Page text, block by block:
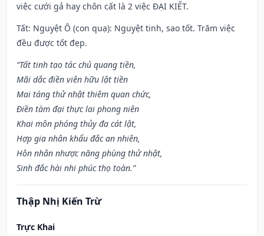
việc cưới gả hay chôn cất là 2 việc ĐẠI KIẾT.
Tất: Nguyệt Ô (con quạ): Nguyệt tinh, sao tốt. Trăm việc
đều được tốt đẹp.
“Tất tinh tạo tác chủ quang tiền,
Mãi dắc điền viên hữu lật tiền
Mai táng thử nhật thiêm quan chức,
Điền tàm đại thực lai phong niên
Khai môn phóng thủy đa cát lật,
Hợp gia nhân khẩu đắc an nhiên,
Hôn nhân nhược năng phùng thử nhật,
Sinh đắc hài nhi phúc thọ toàn.”
Thập Nhị Kiến Trừ
Trực Khai